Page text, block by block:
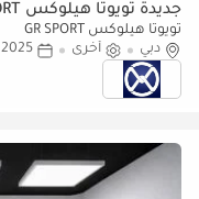
جديدة تويوتا هيلوكس GR SPORT
تويوتا هيلوكس GR SPORT
دبي
أخرى 2025